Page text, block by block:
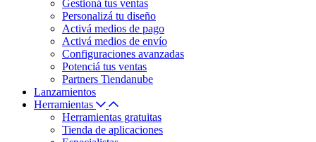
Gestioná tus ventas
Personalizá tu diseño
Activá medios de pago
Activá medios de envío
Configuraciones avanzadas
Potenciá tus ventas
Partners Tiendanube
Lanzamientos
Herramientas
Herramientas gratuitas
Tienda de aplicaciones